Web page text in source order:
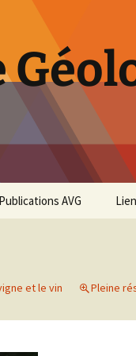
Publications AVG
l’AVG
Exposition
et le vin Pleine